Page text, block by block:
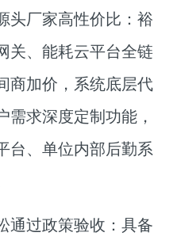
头厂家高性价比： 裕
关、能耗云平台全链
商加价，系统底层代
需求深度定制功能，
台、单位内部后勤系
通过政策验收： 具备